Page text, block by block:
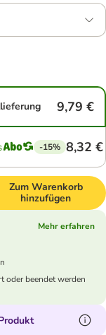
9,79 €
-15% 8,32 €
Zum Warenkorb
hinzufügen
Mehr erfahren
oder beendet werden